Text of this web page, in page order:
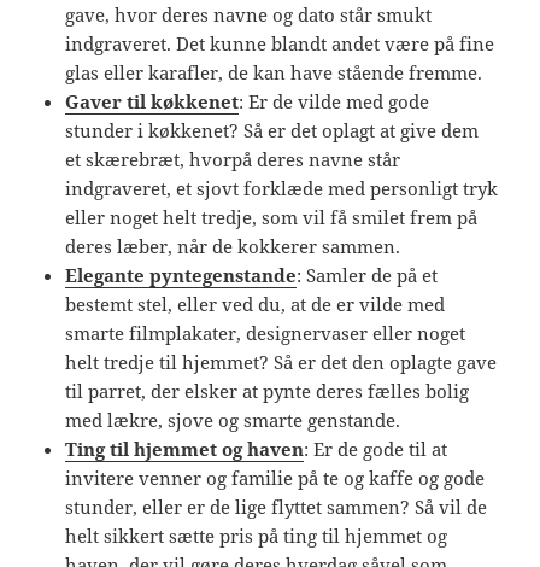
gave, hvor deres navne og dato står smukt
indgraveret. Det kunne blandt andet være på fine
glas eller karafler, de kan have stående fremme.
Gaver til køkkenet: Er de vilde med gode
stunder i køkkenet? Så er det oplagt at give dem
et skærebræt, hvorpå deres navne står
indgraveret, et sjovt forklæde med personligt tryk
eller noget helt tredje, som vil få smilet frem på
deres læber, når de kokkerer sammen.
Elegante pyntegenstande: Samler de på et
bestemt stel, eller ved du, at de er vilde med
smarte filmplakater, designervaser eller noget
helt tredje til hjemmet? Så er det den oplagte gave
til parret, der elsker at pynte deres fælles bolig
med lækre, sjove og smarte genstande.
Ting til hjemmet og haven: Er de gode til at
invitere venner og familie på te og kaffe og gode
stunder, eller er de lige flyttet sammen? Så vil de
helt sikkert sætte pris på ting til hjemmet og